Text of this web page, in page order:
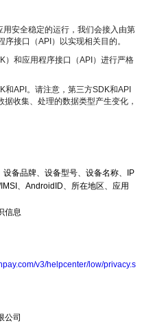
安全稳定的运行，我们会接入由第
接口（API）以实现相关目的。
）和应用程序接口（API）进行严格
API。请注意，第三方SDK和API
收集、处理的数据类型产生变化，
备品牌、设备型号、设备名称、IP
、AndroidID、所在地区、应用
信息
v3/helpcenter/low/privacy.s
公司